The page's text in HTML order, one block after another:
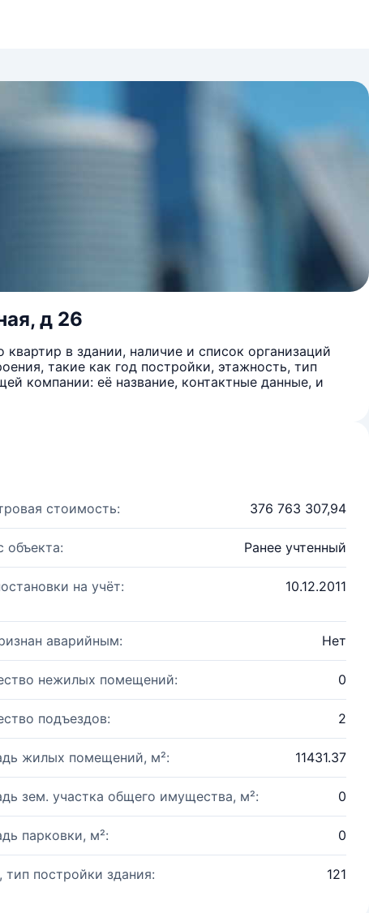
д 26
в здании, наличие и список организаций
такие как год постройки, этажность, тип
компании: её название, контактные данные, и
стоимость: 376 763 307,94
объекта: Ранее учтенный
на учёт: 10.12.2011
аварийным: Нет
нежилых помещений: 0
подъездов: 2
жилых помещений, м²: 11431.37
зем. участка общего имущества, м²: 0
парковки, м²: 0
тип постройки здания: 121